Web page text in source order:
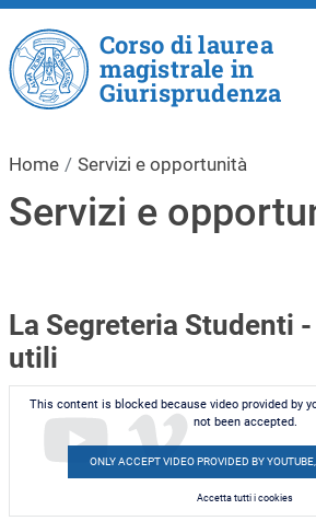
Salta al
Corso di laurea
magistrale in
Giurisprudenza
Home Servizi e opportunità
Servizi e
La Segreteria Studenti
utili
This content is blocked because video provided by
not been accepted.
ONLY ACCEPT VIDEO PROVIDED BY
Accetta tutti i cookies